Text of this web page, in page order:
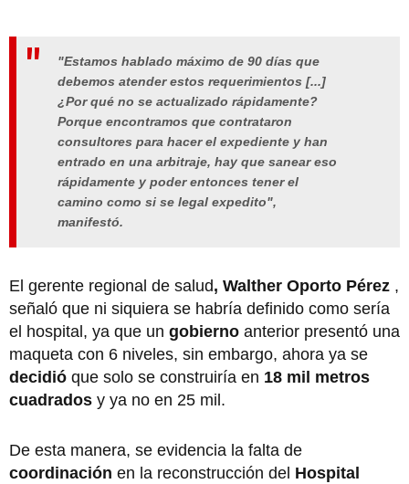
"Estamos hablado máximo de 90 días que
debemos atender estos requerimientos [...]
¿Por qué no se actualizado rápidamente?
Porque encontramos que contrataron
consultores para hacer el expediente y han
entrado en una arbitraje, hay que sanear eso
rápidamente y poder entonces tener el
camino como si se legal expedito",
manifestó.
El gerente regional de salud, Walther Oporto Pérez ,
señaló que ni siquiera se habría definido como sería
el hospital, ya que un gobierno anterior presentó una
maqueta con 6 niveles, sin embargo, ahora ya se
decidió que solo se construiría en 18 mil metros
cuadrados y ya no en 25 mil.
De esta manera, se evidencia la falta de
coordinación en la reconstrucción del Hospital